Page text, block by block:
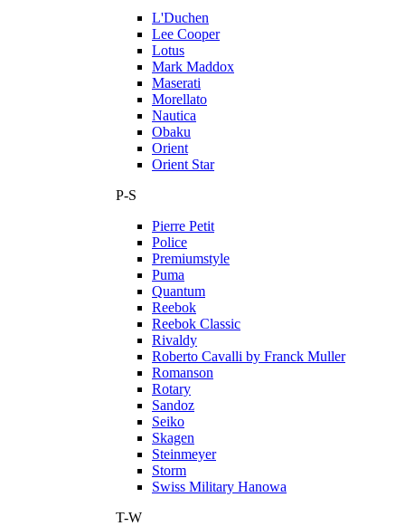
L'Duchen
Lee Cooper
Lotus
Mark Maddox
Maserati
Morellato
Nautica
Obaku
Orient
Orient Star
P-S
Pierre Petit
Police
Premiumstyle
Puma
Quantum
Reebok
Reebok Classic
Rivaldy
Roberto Cavalli by Franck Muller
Romanson
Rotary
Sandoz
Seiko
Skagen
Steinmeyer
Storm
Swiss Military Hanowa
T-W